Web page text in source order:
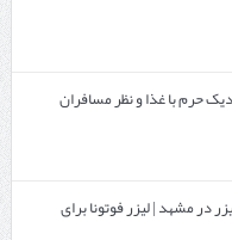
در مشهد | لیزر فوتونا برای